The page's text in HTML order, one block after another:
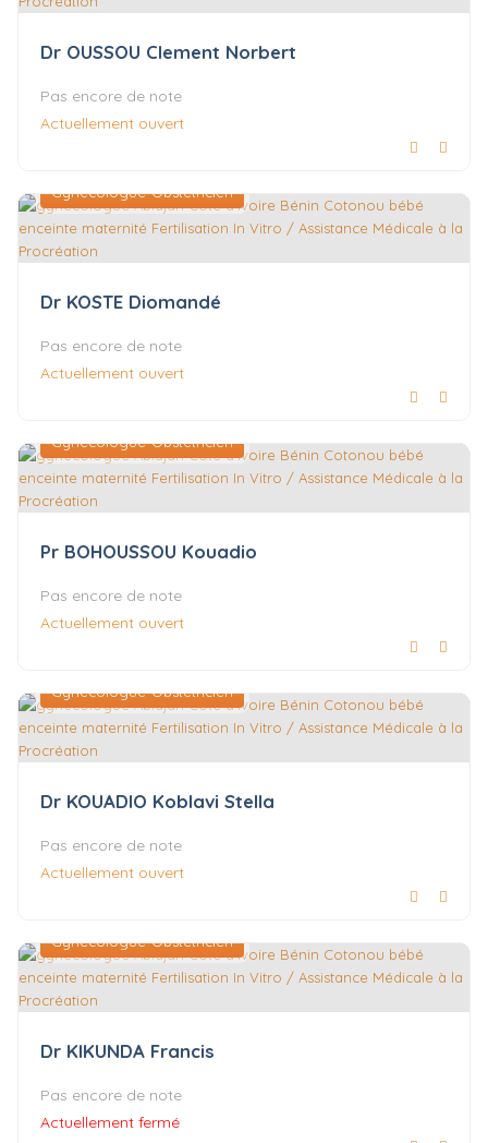
Dr OUSSOU Clement Norbert
Pas encore de note
Actuellement ouvert
Gynécologue-Obstétricien
Dr KOSTE Diomandé
Pas encore de note
Actuellement ouvert
Gynécologue-Obstétricien
Pr BOHOUSSOU Kouadio
Pas encore de note
Actuellement ouvert
Gynécologue-Obstétricien
Dr KOUADIO Koblavi Stella
Pas encore de note
Actuellement ouvert
Gynécologue-Obstétricien
Dr KIKUNDA Francis
Pas encore de note
Actuellement fermé